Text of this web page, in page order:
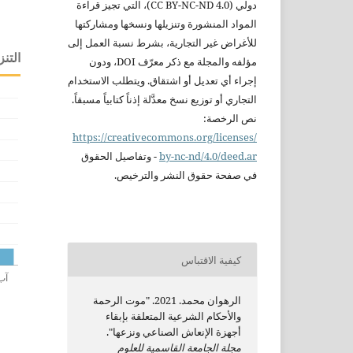
دولي (CC BY-NC-ND 4.0)،
التي تجيز قراءة
المواد المنشورة وتنزيلها ونسخها ومشاركتها
للأغراض غير التجارية، بشرط نسبة العمل إلى
مؤلفه والمجلة مع ذكر معرّف DOI، ودون
إجراء أي تعديل أو اشتقاق. ويتطلب الاستخدام
التجاري أو توزيع نسخ معدَّلة إذناً كتابياً مسبقاً.
نص الرخصة:
https://creativecommons.org/licenses/
by-nc-nd/4.0/deed.ar
-وتفاصيل الحقوق
في صفحة حقوق النشر والترخيص.
كيفية الاقتباس
الرهوان محمد. 2021. "موت الرحمة
والأحكام الشرعية المتعلقة بإبقاء
أجهزة الإنعاش الصناعي ونزعها".
مجلة الجامعة القاسمية للعلوم